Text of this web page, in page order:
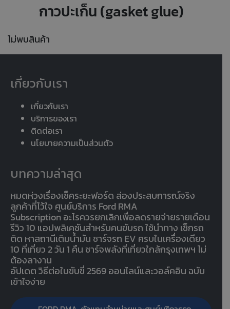
กาวปะเก็น (gasket glue)
ไม่พบสินค้า
เกี่ยวกับเรา
เกี่ยวกับเรา
บริการของเรา
ติดต่อเรา
นโยบายความเป็นส่วนตัว
บทความล่าสุด
หมดห่วงเรื่องเช็คระยะฟอร์ด ส่องประสบการณ์จริง
ลูกค้าที่ไว้ใจ ศูนย์บริการ Ford RMA
Subscription อะไรควรยกเลิกเพื่อลดรายจ่ายรายเดือน
รีวิว 10 แอปพลิเคชันสำหรับคนขับรถ ใช้นำทาง เช็กรถ
ติด หาสถานีเติมน้ำมัน ชาร์จรถ EV ครบในเครื่องเดียว
10 ที่เที่ยว 2 วัน 1 คืน ชาร์จพลังที่เที่ยวใกล้กรุงเทพฯ ไม่
ต้องลางาน
อัปเดต วิธีต่อใบขับขี่ 2569 ออนไลน์และวอล์คอิน ฉบับ
เข้าใจง่าย